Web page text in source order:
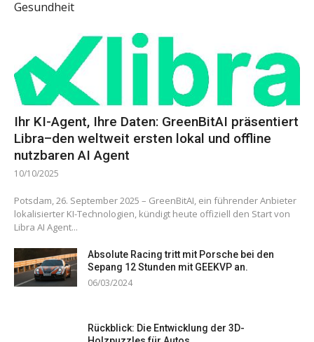
Gesundheit
Ihr KI-Agent, Ihre Daten: GreenBitAI präsentiert
Libra–den weltweit ersten lokal und offline
nutzbaren AI Agent
10/10/2025
Potsdam, 26. September 2025 – GreenBitAI, ein führender Anbieter
lokalisierter KI-Technologien, kündigt heute offiziell den Start von
Libra AI Agent...
Absolute Racing tritt mit Porsche bei den
Sepang 12 Stunden mit GEEKVP an.
06/03/2024
Rückblick: Die Entwicklung der 3D-